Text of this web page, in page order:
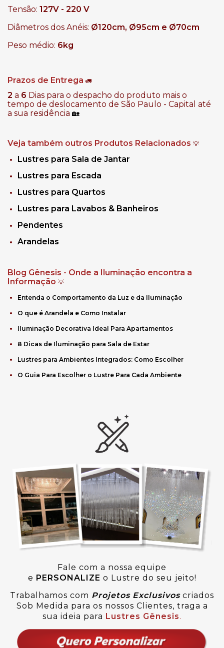
Tensão: 127V - 220 V
Diâmetros dos Anéis: Ø120cm, Ø95cm e Ø70cm
Peso médio: 6kg
Prazos de Entrega 🚛
2 a 6 Dias para o despacho do produto mais o
tempo de deslocamento de São Paulo - Capital até
a sua residência 🏡
Veja também outros Produtos Relacionados 💡
Lustres para Sala de Jantar
Lustres para Escada
Lustres para Quartos
Lustres para Lavabos & Banheiros
Pendentes
Arandelas
Blog Gênesis - Onde a Iluminação encontra a
Informação 💡
Entenda o Comportamento da Luz e da Iluminação
O que é Arandela e Como Instalar
Iluminação Decorativa Ideal Para Apartamentos
8 Dicas de Iluminação para Sala de Estar
Lustres para Ambientes Integrados: Como Escolher
O Guia Para Escolher o Lustre Para Cada Ambiente
Fale com a nossa equipe
e PERSONALIZE o Lustre do seu jeito!
Trabalhamos com Projetos Exclusivoscriados
Sob Medida para os nossos Clientes, traga a
sua ideia para Lustres Gênesis.